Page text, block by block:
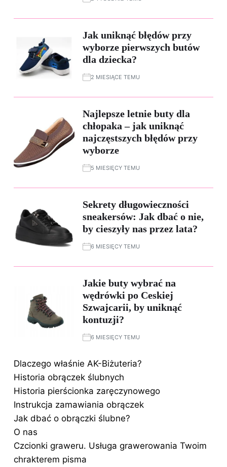
Jak uniknąć błędów przy
wyborze pierwszych butów
dla dziecka?
2 MIESIĄCE TEMU
Najlepsze letnie buty dla
chłopaka – jak uniknąć
najczęstszych błędów przy
wyborze
5 MIESIĘCY TEMU
Sekrety długowieczności
sneakersów: Jak dbać o nie,
by cieszyły nas przez lata?
6 MIESIĘCY TEMU
Jakie buty wybrać na
wędrówki po Ceskiej
Szwajcarii, by uniknąć
kontuzji?
6 MIESIĘCY TEMU
Dlaczego właśnie AK-Biżuteria?
Historia obrączek ślubnych
Historia pierścionka zaręczynowego
Instrukcja zamawiania obrączek
Jak dbać o obrączki ślubne?
O nas
Czcionki graweru. Usługa grawerowania Twoim
chrakterem pisma